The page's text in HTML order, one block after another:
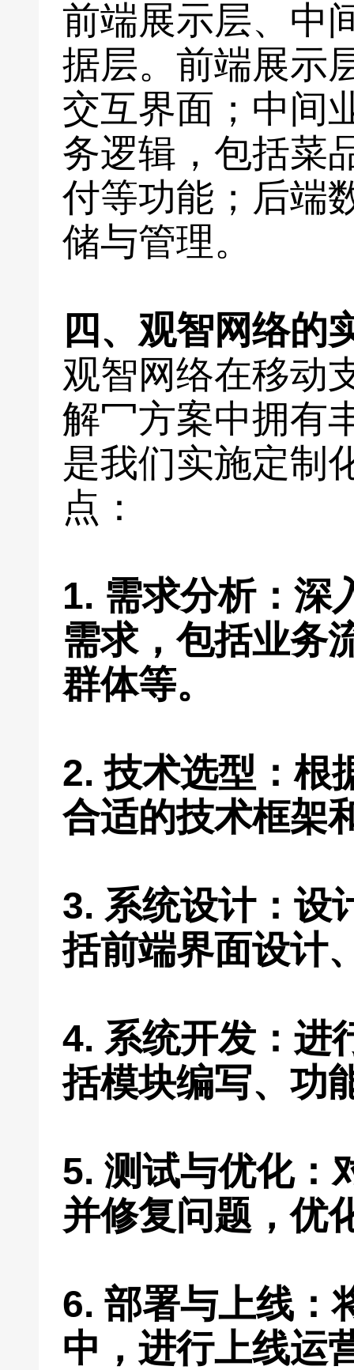
前端展示层、中
据层。前端展示
交互界面；中间
务逻辑，包括菜
付等功能；后端
储与管理。
四、观智网络的
观智网络在移动
解冖方案中拥有
是我们实施定制
点：
1. 需求分析：深
需求，包括业务
群体等。
2. 技术选型：根
合适的技术框架
3. 系统设计：设
括前端界面设计
4. 系统开发：进
括模块编写、功
5. 测试与优化：
并修复问题，优
6. 部署与上线：
中，进行上线运